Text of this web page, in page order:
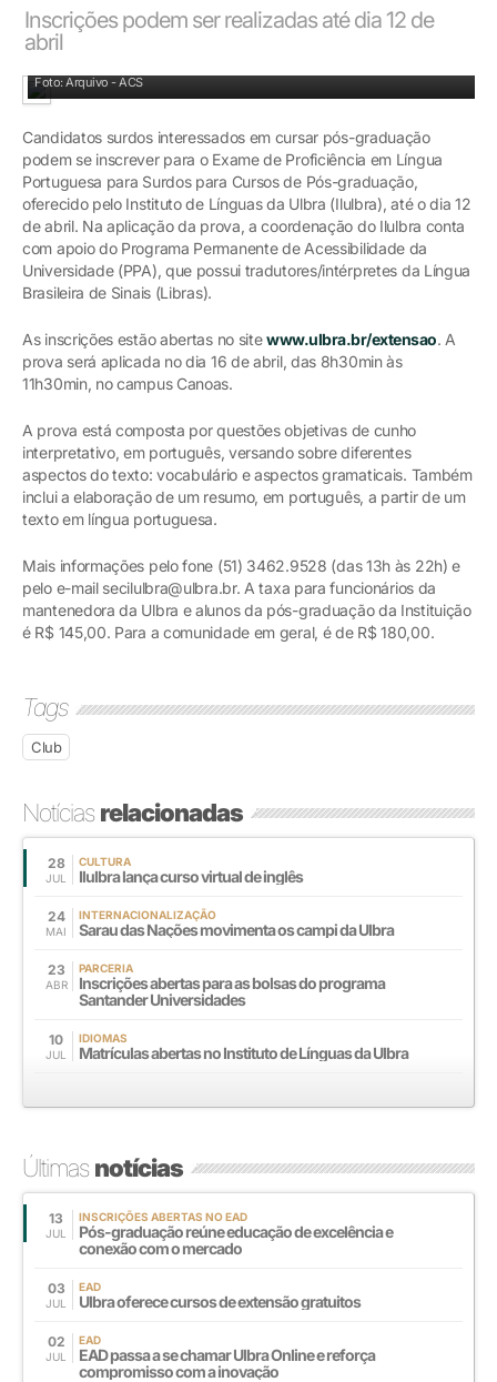
Inscrições podem ser realizadas até dia 12 de
abril
Foto: Arquivo - ACS
Candidatos surdos interessados em cursar pós-graduação
podem se inscrever para o Exame de Proficiência em Língua
Portuguesa para Surdos para Cursos de Pós-graduação,
oferecido pelo Instituto de Línguas da Ulbra (Ilulbra), até o dia 12
de abril. Na aplicação da prova, a coordenação do Ilulbra conta
com apoio do Programa Permanente de Acessibilidade da
Universidade (PPA), que possui tradutores/intérpretes da Língua
Brasileira de Sinais (Libras).
As inscrições estão abertas no sitewww.ulbra.br/extensao. A
prova será aplicada no dia 16 de abril, das 8h30min às
11h30min, no campus Canoas.
A prova está composta por questões objetivas de cunho
interpretativo, em português, versando sobre diferentes
aspectos do texto: vocabulário e aspectos gramaticais. Também
inclui a elaboração de um resumo, em português, a partir de um
texto em língua portuguesa.
Mais informações pelo fone (51) 3462.9528 (das 13h às 22h) e
pelo e-mail secilulbra@ulbra.br. A taxa para funcionários da
mantenedora da Ulbra e alunos da pós-graduação da Instituição
é R$ 145,00. Para a comunidade em geral, é de R$ 180,00.
Tags
Club
Notíciasrelacionadas
28
JUL
CULTURA
Ilulbra lança curso virtual de inglês
24
MAI
INTERNACIONALIZAÇÃO
Sarau das Nações movimenta os campi da Ulbra
23
ABR
PARCERIA
Inscrições abertas para as bolsas do programa
Santander Universidades
10
JUL
IDIOMAS
Matrículas abertas no Instituto de Línguas da Ulbra
Últimasnotícias
13
JUL
INSCRIÇÕES ABERTAS NO EAD
Pós-graduação reúne educação de excelência e
conexão com o mercado
03
JUL
EAD
Ulbra oferece cursos de extensão gratuitos
02
JUL
EAD
EAD passa a se chamar Ulbra Online e reforça
compromisso com a inovação